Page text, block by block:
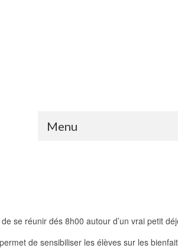
Menu
se réunir dés 8h00 autour d’un vrai petit
de sensibiliser les élèves sur les